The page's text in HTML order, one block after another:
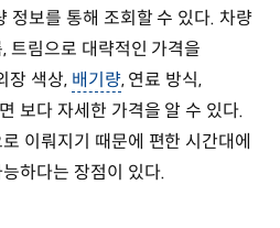
정보를 통해 조회할 수 있다. 차량
트림으로 대략적인 가격을
장 색상, 배기량, 연료 방식,
보다 자세한 가격을 알 수 있다.
이뤄지기 때문에 편한 시간대에
하다는 장점이 있다.